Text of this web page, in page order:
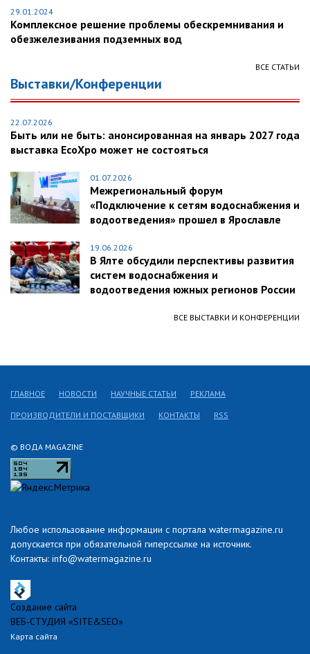
29.01.2024
Комплексное решение проблемы обескремнивания и
обезжелезивания подземных вод
ВСЕ СТАТЬИ
Выставки/Конференции
22.07.2026
Быть или не быть: анонсированная на январь 2027 года
выставка EcoXpo может не состояться
01.07.2026
Межрегиональный форум
«Подключение к сетям водоснабжения и
водоотведения» прошел в Ярославле
19.06.2026
В Ялте обсудили перспективы развития
систем водоснабжения и
водоотведения южных регионов России
ВСЕ ВЫСТАВКИ И КОНФЕРЕНЦИИ
© ВОДА MAGAZINE
Любое использование информации с портала watermagazine.ru
допускается при обязательной гиперссылке на источник.
Контакты: info@watermagazine.ru
ГЛАВНОЕ НОВОСТИ НАУЧНЫЕ СТАТЬИ РЕКЛАМА
ПРОИЗВОДИТЕЛИ И ПОСТАВЩИКИ КОНТАКТЫ RSS
Создание сайта
ВЕБ-СТУДИЯ «SITE&SEO»
Карта сайта